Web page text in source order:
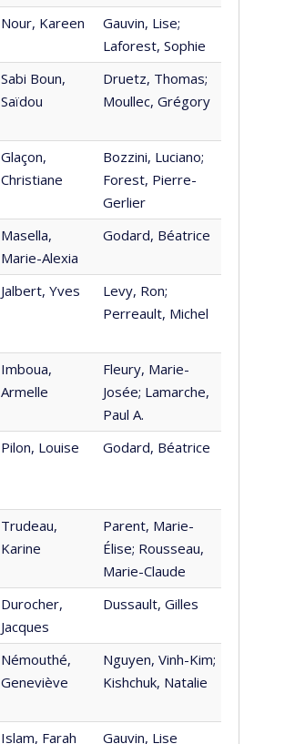
Nour, Kareen
Gauvin, Lise;
Laforest, Sophie
Sabi Boun,
Saïdou
Druetz, Thomas;
Moullec, Grégory
Glaçon,
Christiane
Bozzini, Luciano;
Forest, Pierre-
Gerlier
Masella,
Marie-Alexia
Godard, Béatrice
Jalbert, Yves
Levy, Ron;
Perreault, Michel
Imboua,
Armelle
Fleury, Marie-
Josée; Lamarche,
Paul A.
Pilon, Louise Godard, Béatrice
Trudeau,
Karine
Parent, Marie-
Élise; Rousseau,
Marie-Claude
Durocher,
Jacques
Dussault, Gilles
Némouthé,
Geneviève
Nguyen, Vinh-Kim;
Kishchuk, Natalie
Islam, Farah Gauvin, Lise